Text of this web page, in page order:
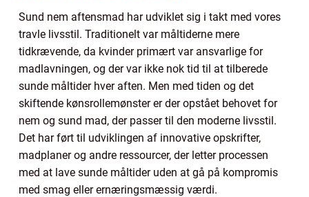
Sund nem aftensmad har udviklet sig i takt med vores
travle livsstil. Traditionelt var måltiderne mere
tidkrævende, da kvinder primært var ansvarlige for
madlavningen, og der var ikke nok tid til at tilberede
sunde måltider hver aften. Men med tiden og det
skiftende kønsrollemønster er der opstået behovet for
nem og sund mad, der passer til den moderne livsstil.
Det har ført til udviklingen af innovative opskrifter,
madplaner og andre ressourcer, der letter processen
med at lave sunde måltider uden at gå på kompromis
med smag eller ernæringsmæssig værdi.